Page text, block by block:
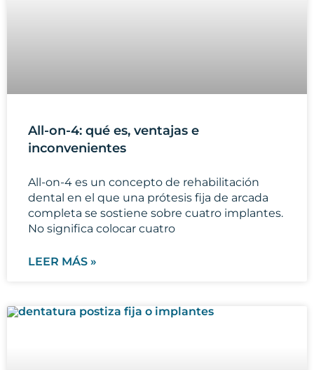
All-on-4: qué es, ventajas e
inconvenientes
All-on-4 es un concepto de rehabilitación
dental en el que una prótesis fija de arcada
completa se sostiene sobre cuatro implantes.
No significa colocar cuatro
LEER MÁS »